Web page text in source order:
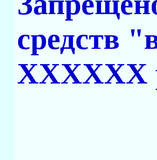
средств
XXXXXX